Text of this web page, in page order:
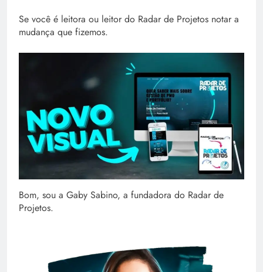
Se você é leitora ou leitor do Radar de Projetos notar a
mudança que fizemos.
Bom, sou a Gaby Sabino, a fundadora do Radar de
Projetos.